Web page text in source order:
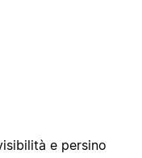
e persino